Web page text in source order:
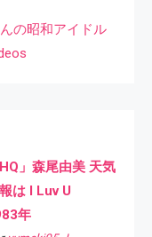
の昭和アイドル
HQ」森尾由美 天気
は I Luv U
年